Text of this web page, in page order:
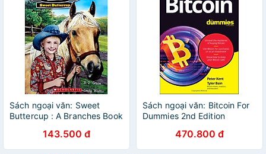
Sách ngoại văn: Sweet
Buttercup : A Branches Book
143.500 đ
Sách ngoại văn: Bitcoin For
Dummies 2nd Edition
470.800 đ